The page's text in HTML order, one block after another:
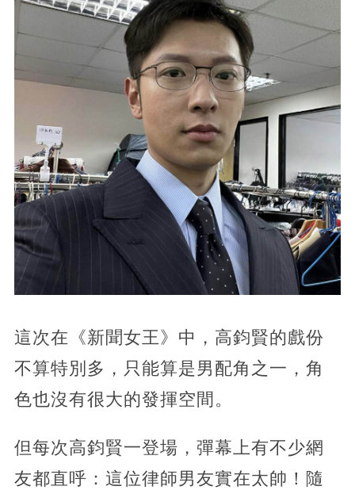
這次在《新聞女王》中，高鈞賢的戲份
不算特別多，只能算是男配角之一，角
色也沒有很大的發揮空間。
但每次高鈞賢一登場，彈幕上有不少網
友都直呼：這位律師男友實在太帥！隨